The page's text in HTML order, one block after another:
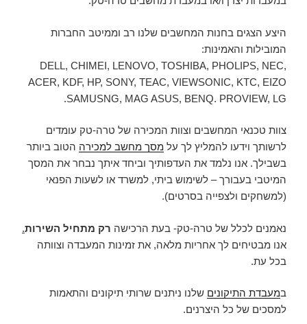
היצע הצגים בחנות המחשבים שלנו רב וממיטב החברות
המובילות והאמינות:
DELL, CHIMEI, LENOVO, TOSHIBA, PHOLIPS, NEC,
ACER, KDF, HP, SONY, TEAC, VIEWSONIC, KTC, EIZO
SAMUSNG, MAG ASUS, BENQ. PROVIEW, LG.
צוות טכנאי המחשבים וצוות המכירה של טרה-טק עומדים
לרשותך וידעו להמליץ לך על מסך מחשב למכירה הטוב ביותר
בשבילך. אנו נלמד את העדפותיך וביחד איתך נבחר את המסך
המיטבי בעבורך – לשימוש ביתי, למשרד או לשעות הפנאי
(למשחקים ולצפייה בסרטים).
נאמנים לכלל של טרה-טק- בעת הרכישה רק מתחיל השירות.
אנו מבטיחים לך אחריות מלאה, את זמינות המעבדה וצוותה
בכל עת.
במעבדת התיקונים שלנו ניתנים שרותי תיקונים והתאמות
למסכים של כל היצרנים.